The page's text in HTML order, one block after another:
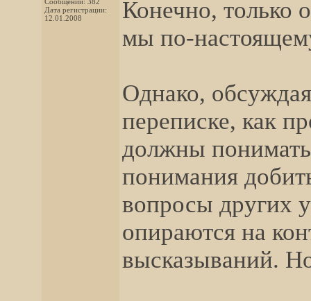
Дата регистрации:
12.01.2008
Конечно, только
мы по-
Однако,
переписке, как
должны
понимания
вопросы других
опираются на
высказываний.